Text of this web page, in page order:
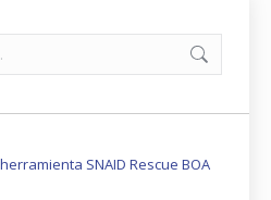
SNAID Rescue BOA